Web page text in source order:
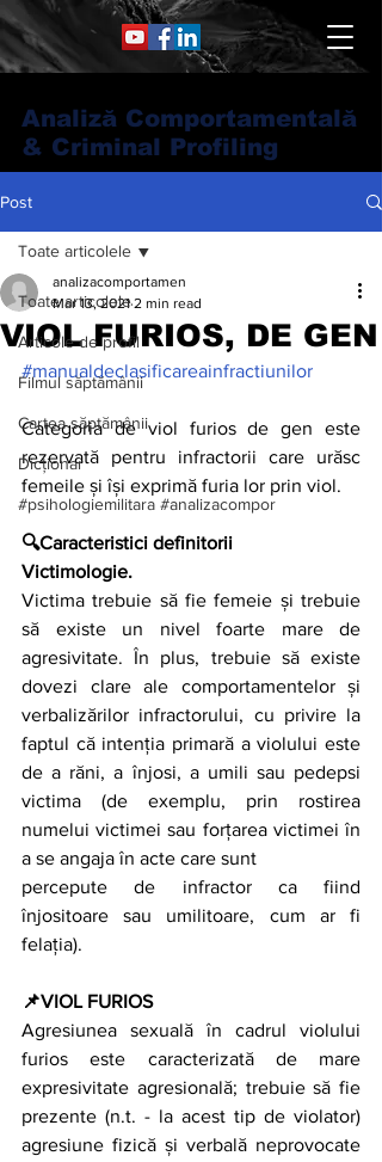
Analiză Comportamentală
& Criminal Profiling
Post
Toate articolele
Articole de profil
Filmul săptămânii
Cartea săptămânii
Dicționar
#psihologiemilitara #analizacompor
Toate articolele
VIOL FURIOS, DE GEN
analizacomportamen
Mar 13, 2021 2 min read
#manualdeclasificareainfractiunilor
Categoria de viol furios de gen este
rezervată pentru infractorii care urăsc
femeile și își exprimă furia lor prin viol.
🔍Caracteristici definitorii
Victimologie.
Victima trebuie să fie femeie și trebuie
să existe un nivel foarte mare de
agresivitate. În plus, trebuie să existe
dovezi clare ale comportamentelor și
verbalizărilor infractorului, cu privire la
faptul că intenția primară a violului este
de a răni, a înjosi, a umili sau pedepsi
victima (de exemplu, prin rostirea
numelui victimei sau forțarea victimei în
a se angaja în acte care sunt
percepute de infractor ca fiind
înjositoare sau umilitoare, cum ar fi
felația).
📌VIOL FURIOS
Agresiunea sexuală în cadrul violului
furios este caracterizată de mare
expresivitate agresională; trebuie să fie
prezente (n.t. - la acest tip de violator)
agresiune fizică și verbală neprovocate